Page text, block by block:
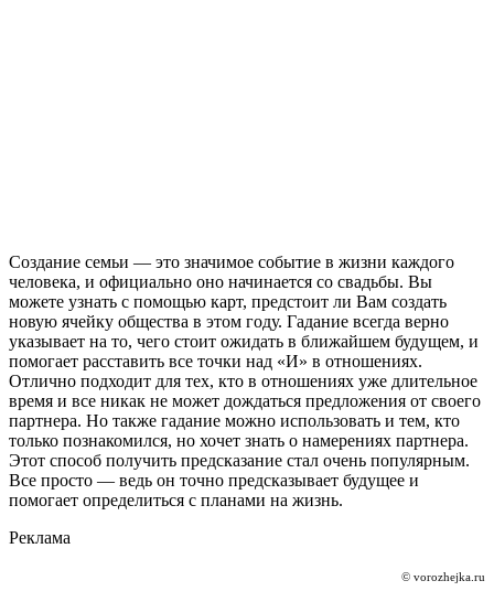
Создание семьи — это значимое событие в жизни каждого
человека, и официально оно начинается со свадьбы. Вы
можете узнать с помощью карт, предстоит ли Вам создать
новую ячейку общества в этом году. Гадание всегда верно
указывает на то, чего стоит ожидать в ближайшем будущем, и
помогает расставить все точки над «И» в отношениях.
Отлично подходит для тех, кто в отношениях уже длительное
время и все никак не может дождаться предложения от своего
партнера. Но также гадание можно использовать и тем, кто
только познакомился, но хочет знать о намерениях партнера.
Этот способ получить предсказание стал очень популярным.
Все просто — ведь он точно предсказывает будущее и
помогает определиться с планами на жизнь.
Реклама
© vorozhejka.ru